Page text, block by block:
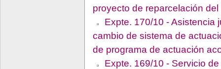
proyecto de reparcelación
Expte. 170/10 - Asistencia
cambio de sistema de
de programa de actuación
Expte. 169/10 - Servicio